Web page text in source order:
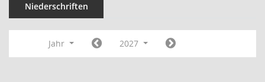
Niederschriften
Jahr 2027